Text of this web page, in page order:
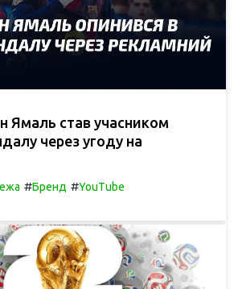
Ямаль став учасником
через угоду на
#Бренд #YouTube